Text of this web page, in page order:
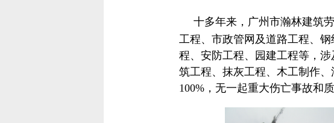
十多年来，广州市瀚林建筑
工程、市政管网及道路工程、
程、安防工程、园建工程等，
筑工程、抹灰工程、木工制作
100%，无一起重大伤亡事故和